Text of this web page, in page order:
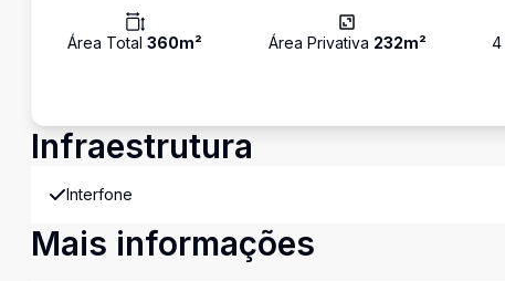
Área Total 360m² Área Privativa 232m² 4
Infraestrutura
Interfone
Mais informações